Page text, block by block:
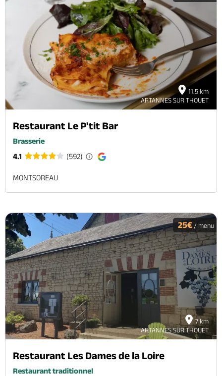
11.5 km
ARTANNES SUR THOUET
Restaurant Le P'tit Bar
Brasserie
4.1
(592)
MONTSOREAU
7 km
ARTANNES SUR THOUET
25€ / menu
Restaurant Les Dames de la Loire
Restaurant traditionnel